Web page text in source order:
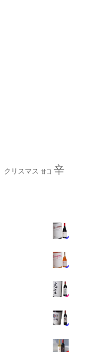
クリスマス 甘口 辛